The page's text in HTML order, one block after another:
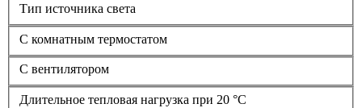
Тип источника света
С комнатным термостатом
С вентилятором
Длительное тепловая нагрузка при 20 °C